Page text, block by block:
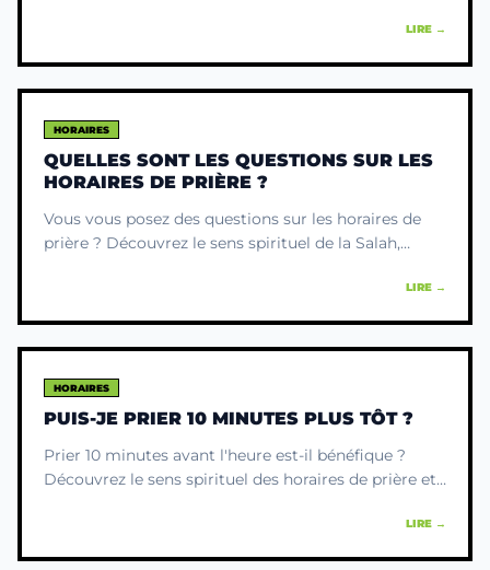
LIRE →
HORAIRES
QUELLES SONT LES QUESTIONS SUR LES
HORAIRES DE PRIÈRE ?
Vous vous posez des questions sur les horaires de
prière ? Découvrez le sens spirituel de la Salah,
LIRE →
HORAIRES
PUIS-JE PRIER 10 MINUTES PLUS TÔT ?
Prier 10 minutes avant l'heure est-il bénéfique ?
Découvrez le sens spirituel des horaires de prière et
LIRE →